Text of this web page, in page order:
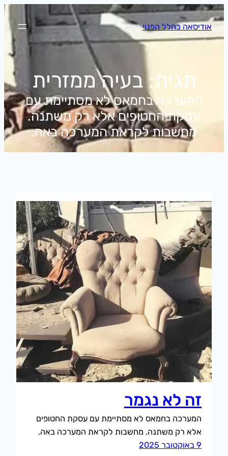
לדלג
לתוכןאודיסאה בחלל הפנוי
תגית: בעיה ממזרית
המערכה בחמאס לא מסתיימת עם
עסקת החטופים אלא רק משתנה.
מחשבות לקראת המערכה באה.
זה לא נגמר
המערכה בחמאס לא מסתיימת עם עסקת החטופים
אלא רק משתנה. מחשבות לקראת המערכה באה.
9 באוקטובר 2025